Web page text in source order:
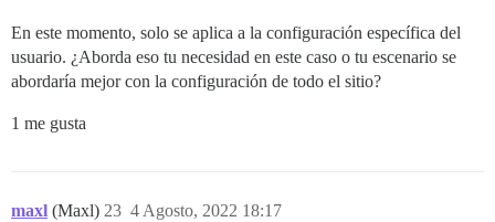
En este momento, solo se aplica a la configuración específica del
usuario. ¿Aborda eso tu necesidad en este caso o tu escenario se
abordaría mejor con la configuración de todo el sitio?
1 me gusta
maxl (Maxl) 4 Agosto, 2022 18:17
23